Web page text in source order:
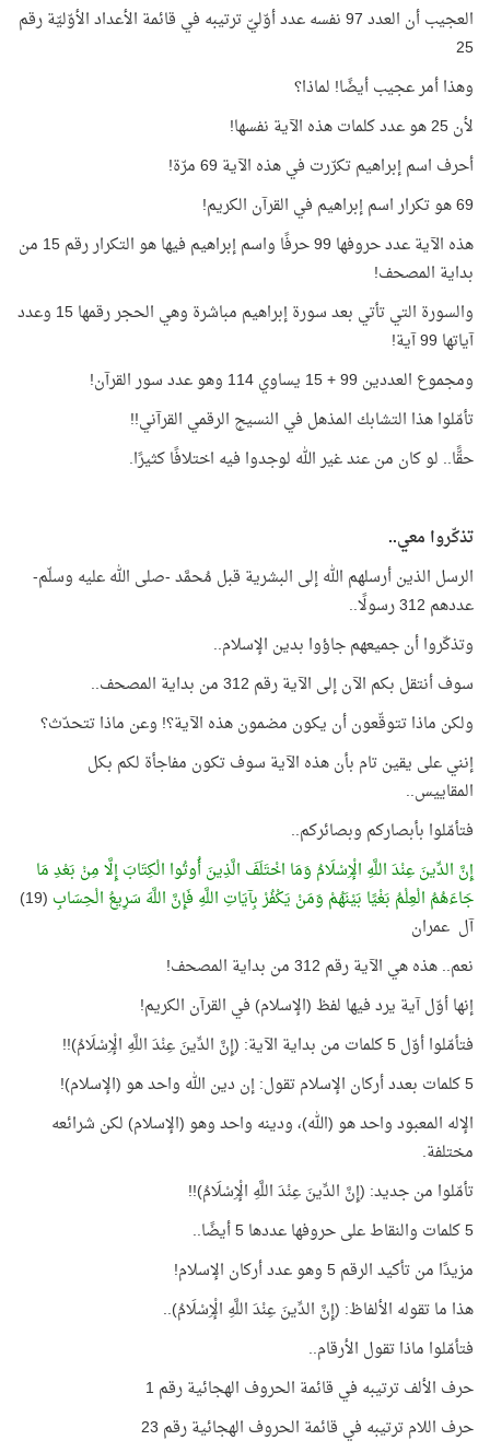
العجيب أن العدد 97 نفسه عدد أوّليّ ترتيبه في قائمة الأعداد الأوّليّة رقم
25
وهذا أمر عجيب أيضًا! لماذا؟
لأن 25 هو عدد كلمات هذه الآية نفسها!
أحرف اسم إبراهيم تكرّرت في هذه الآية 69 مرّة!
69 هو تكرار اسم إبراهيم في القرآن الكريم!
هذه الآية عدد حروفها 99 حرفًا واسم إبراهيم فيها هو التكرار رقم 15 من
بداية المصحف!
والسورة التي تأتي بعد سورة إبراهيم مباشرة وهي الحجر رقمها 15 وعدد
آياتها 99 آية!
ومجموع العددين 99 + 15 يساوي 114 وهو عدد سور القرآن!
تأمّلوا هذا التشابك المذهل في النسيج الرقمي القرآني!!
حقًّا.. لو كان من عند غير الله لوجدوا فيه اختلافًا كثيرًا.
تذكّروا معي..
الرسل الذين أرسلهم الله إلى البشرية قبل مُحمَّد -صلى الله عليه وسلّم-
عددهم 312 رسولًا..
وتذكّروا أن جميعهم جاؤوا بدين الإسلام..
سوف أنتقل بكم الآن إلى الآية رقم 312 من بداية المصحف..
ولكن ماذا تتوقّعون أن يكون مضمون هذه الآية؟! وعن ماذا تتحدّث؟
إنني على يقين تام بأن هذه الآية سوف تكون مفاجأة لكم بكل
المقاييس..
فتأمّلوا بأبصاركم وبصائركم..
إِنَّ الدِّينَ عِنْدَ اللَّهِ الْإِسْلَامُ وَمَا اخْتَلَفَ الَّذِينَ أُوتُوا الْكِتَابَ إِلَّا مِنْ بَعْدِ مَا
جَاءَهُمُ الْعِلْمُ بَغْيًا بَيْنَهُمْ وَمَنْ يَكْفُرْ بِآيَاتِ اللَّهِ فَإِنَّ اللَّهَ سَرِيعُ الْحِسَابِ
(19)
آل عمران
نعم.. هذه هي الآية رقم 312 من بداية المصحف!
إنها أوّل آية يرد فيها لفظ (الإسلام) في القرآن الكريم!
فتأمّلوا أوّل 5 كلمات من بداية الآية: (إِنَّ الدِّينَ عِنْدَ اللَّهِ الْإِسْلَامُ)!!
5 كلمات بعدد أركان الإسلام تقول: إن دين الله واحد هو (الإسلام)!
الإله المعبود واحد هو (الله)، ودينه واحد وهو (الإسلام) لكن شرائعه
مختلفة.
تأمّلوا من جديد: (إِنَّ الدِّينَ عِنْدَ اللَّهِ الْإِسْلَامُ)!!
5 كلمات والنقاط على حروفها عددها 5 أيضًا..
مزيدًا من تأكيد الرقم 5 وهو عدد أركان الإسلام!
هذا ما تقوله الألفاظ: (إِنَّ الدِّينَ عِنْدَ اللَّهِ الْإِسْلَامُ)..
فتأمّلوا ماذا تقول الأرقام..
حرف الألف ترتيبه في قائمة الحروف الهجائية رقم 1
حرف اللام ترتيبه في قائمة الحروف الهجائية رقم 23